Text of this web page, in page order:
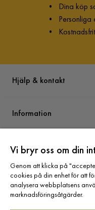
• Dina köp
• Personliga
•
Hjälp & kontakt
Information
Varumärken
Sortiment
Vi bryr oss om din
Genom att klicka på
cookies på din enhet för att
analysera webbplatsens
marknadsföringsåtgärder.